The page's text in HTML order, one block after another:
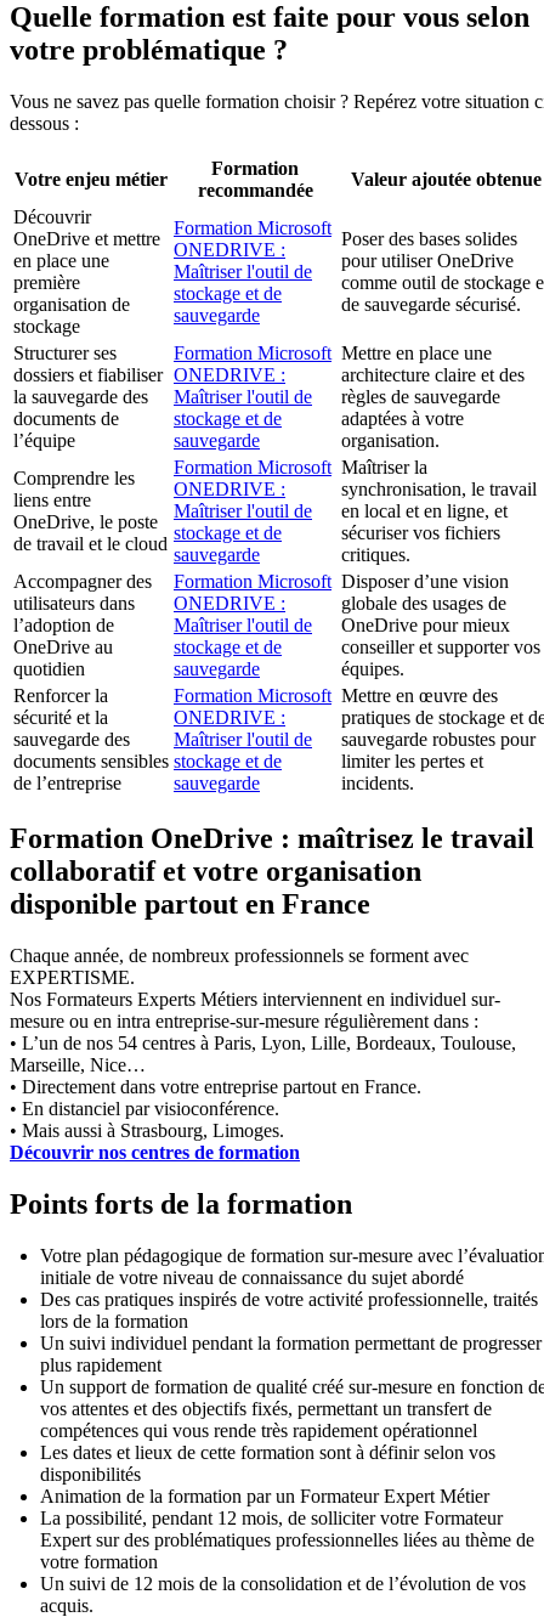
Quelle formation est faite pour vous selon
votre problématique ?
Vous ne savez pas quelle formation choisir ? Repérez votre situation
dessous :
Votre enjeu métier
Formation
recommandée
Valeur ajoutée obtenue
Découvrir
OneDrive et mettre
en place une
première
organisation de
stockage
Formation Microsoft
ONEDRIVE :
Maîtriser l'outil de
stockage et de
sauvegarde
Poser des bases solides
pour utiliser OneDrive
comme outil de stockage
de sauvegarde sécurisé.
Structurer ses
dossiers et fiabiliser
la sauvegarde des
documents de
l’équipe
Formation Microsoft
ONEDRIVE :
Maîtriser l'outil de
stockage et de
sauvegarde
Mettre en place une
architecture claire et des
règles de sauvegarde
adaptées à votre
organisation.
Comprendre les
liens entre
OneDrive, le poste
de travail et le cloud
Formation Microsoft
ONEDRIVE :
Maîtriser l'outil de
stockage et de
sauvegarde
Maîtriser la
synchronisation, le travail
en local et en ligne, et
sécuriser vos fichiers
critiques.
Accompagner des
utilisateurs dans
l’adoption de
OneDrive au
quotidien
Formation Microsoft
ONEDRIVE :
Maîtriser l'outil de
stockage et de
sauvegarde
Disposer d’une vision
globale des usages de
OneDrive pour mieux
conseiller et supporter vos
équipes.
Renforcer la
sécurité et la
sauvegarde des
documents sensibles
de l’entreprise
Formation Microsoft
ONEDRIVE :
Maîtriser l'outil de
stockage et de
sauvegarde
Mettre en œuvre des
pratiques de stockage et
sauvegarde robustes pour
limiter les pertes et
incidents.
Formation OneDrive : maîtrisez le travail
collaboratif et votre organisation
disponible partout en France
Chaque année, de nombreux professionnels se forment avec
EXPERTISME.
Nos Formateurs Experts Métiers interviennent en individuel sur-
mesure ou en intra entreprise-sur-mesure régulièrement dans :
• L’un de nos 54 centres à Paris, Lyon, Lille, Bordeaux, Toulouse,
Marseille, Nice…
• Directement dans votre entreprise partout en France.
• En distanciel par visioconférence.
• Mais aussi à Strasbourg, Limoges.
Découvrir nos centres de formation
Points forts de la formation
Votre plan pédagogique de formation sur-mesure avec
initiale de votre niveau de connaissance du sujet abordé
Des cas pratiques inspirés de votre activité professionnelle, traités
lors de la formation
Un suivi individuel pendant la formation permettant de progresser
plus rapidement
Un support de formation de qualité créé sur-mesure en fonction
vos attentes et des objectifs fixés, permettant un transfert de
compétences qui vous rende très rapidement opérationnel
Les dates et lieux de cette formation sont à définir selon vos
disponibilités
Animation de la formation par un Formateur Expert Métier
La possibilité, pendant 12 mois, de solliciter votre Formateur
Expert sur des problématiques professionnelles liées au thème de
votre formation
Un suivi de 12 mois de la consolidation et de l’évolution de vos
acquis.